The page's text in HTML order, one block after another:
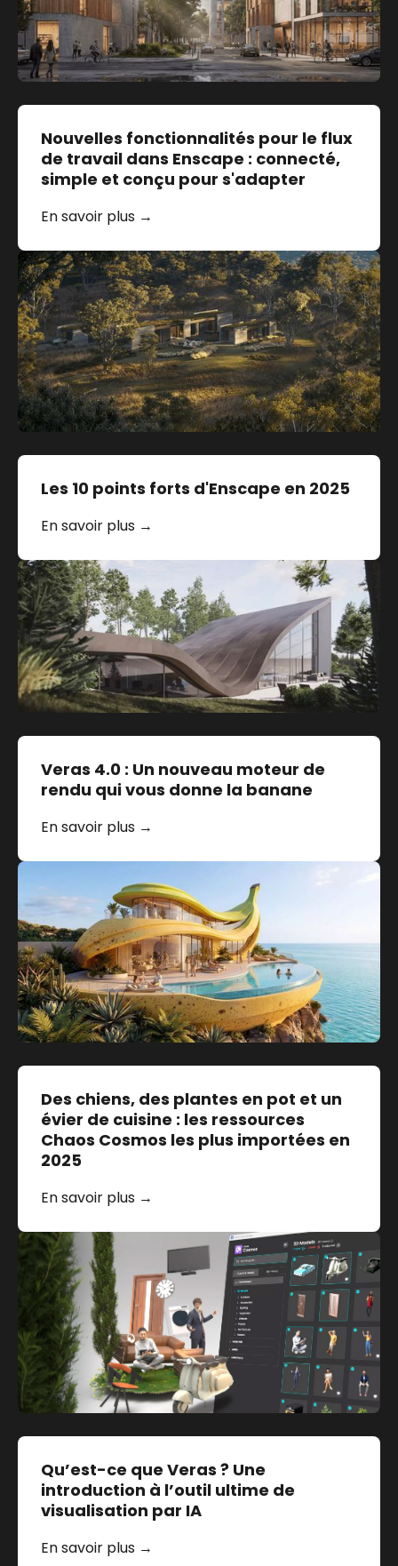
Nouvelles fonctionnalités pour le flux
de travail dans Enscape : connecté,
simple et conçu pour s'adapter
En savoir plus →
Les 10 points forts d'Enscape en 2025
En savoir plus →
Veras 4.0 : Un nouveau moteur de
rendu qui vous donne la banane
En savoir plus →
Des chiens, des plantes en pot et un
évier de cuisine : les ressources
Chaos Cosmos les plus importées en
2025
En savoir plus →
Qu’est-ce que Veras ? Une
introduction à l’outil ultime de
visualisation par IA
En savoir plus →